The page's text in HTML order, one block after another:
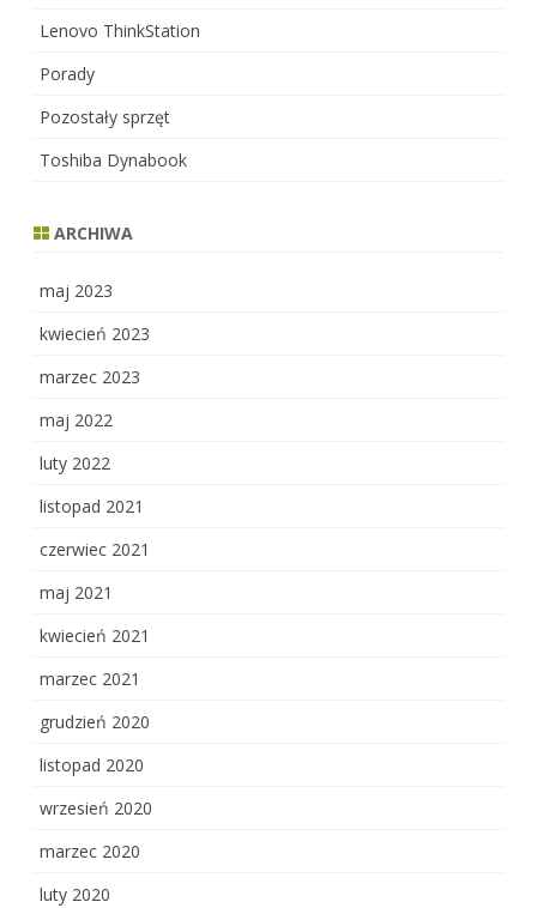
Lenovo ThinkStation
Porady
Pozostały sprzęt
Toshiba Dynabook
ARCHIWA
maj 2023
kwiecień 2023
marzec 2023
maj 2022
luty 2022
listopad 2021
czerwiec 2021
maj 2021
kwiecień 2021
marzec 2021
grudzień 2020
listopad 2020
wrzesień 2020
marzec 2020
luty 2020